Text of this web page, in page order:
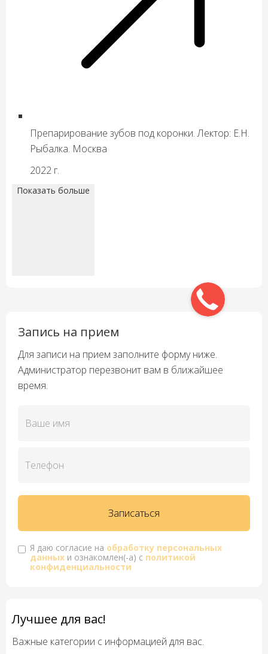
Препарирование зубов под коронки. Лектор: Е.Н.
Рыбалка. Москва
2022 г.
Показать больше
Запись на прием
Для записи на прием заполните форму ниже.
Администратор перезвонит вам в ближайшее
время.
Я даю согласие на обработку персональных
данных и ознакомлен(-а) с политикой
конфиденциальности
Лучшее для вас!
Важные категории с информацией для вас.